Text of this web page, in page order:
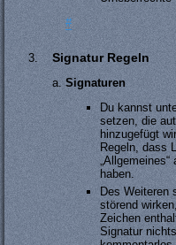
#
Signatur Regeln
Signaturen
Du kannst
setzen, die
hinzugefügt
Regeln, dass
haben.
Des Weiteren
störend
Zeichen
Signatur